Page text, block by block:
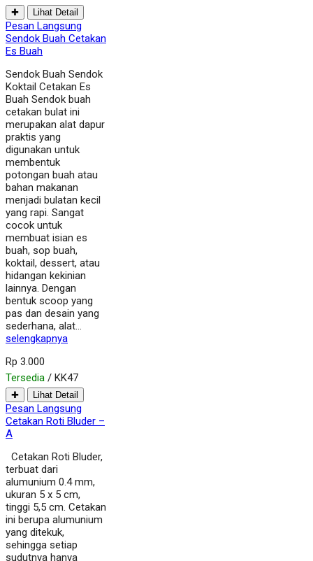
✚ Lihat Detail
Pesan Langsung
Sendok Buah Cetakan
Es Buah
Sendok Buah Sendok
Koktail Cetakan Es
Buah Sendok buah
cetakan bulat ini
merupakan alat dapur
praktis yang
digunakan untuk
membentuk
potongan buah atau
bahan makanan
menjadi bulatan kecil
yang rapi. Sangat
cocok untuk
membuat isian es
buah, sop buah,
koktail, dessert, atau
hidangan kekinian
lainnya. Dengan
bentuk scoop yang
pas dan desain yang
sederhana, alat…
selengkapnya
Rp 3.000
Tersedia / KK47
✚ Lihat Detail
Pesan Langsung
Cetakan Roti Bluder –
A
Cetakan Roti Bluder,
terbuat dari
alumunium 0.4 mm,
ukuran 5 x 5 cm,
tinggi 5,5 cm. Cetakan
ini berupa alumunium
yang ditekuk,
sehingga setiap
sudutnya hanya